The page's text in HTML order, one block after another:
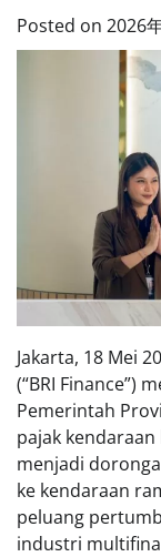
Posted on 2026
Jakarta, 18 Mei
(“BRI Finance”)
Pemerintah
pajak
menjadi
ke kendaraan
peluang
industri